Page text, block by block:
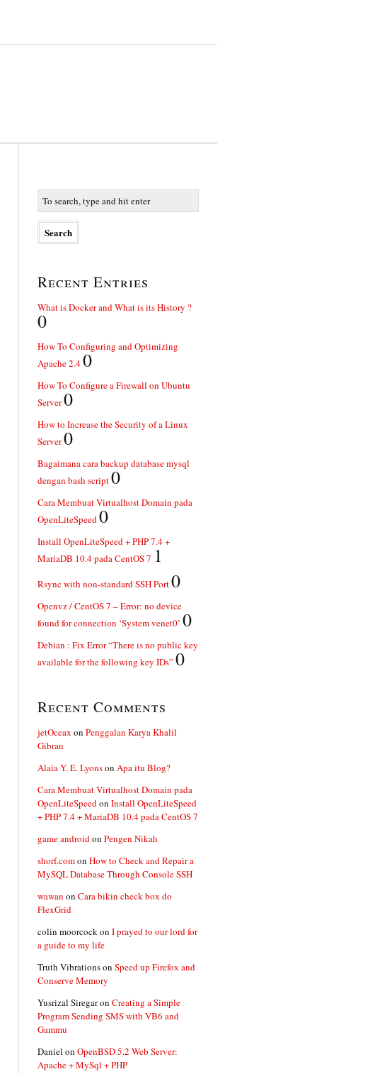
Recent Entries
What is Docker and What is its History ?
0
How To Configuring and Optimizing
Apache 2.40
How To Configure a Firewall on Ubuntu
Server0
How to Increase the Security of a Linux
Server0
Bagaimana cara backup database mysql
dengan bash script0
Cara Membuat Virtualhost Domain pada
OpenLiteSpeed0
Install OpenLiteSpeed + PHP 7.4 +
MariaDB 10.4 pada CentOS 7 1
Rsync with non-standard SSH Port0
Openvz / CentOS 7 – Error: no device
found for connection ‘System venet0’ 0
Debian : Fix Error “There is no public key
available for the following key IDs” 0
Recent Comments
jetOceax on Penggalan Karya Khalil
Gibran
Alaia Y. E. Lyonson Apa itu Blog?
Cara Membuat Virtualhost Domain pada
OpenLiteSpeedon Install OpenLiteSpeed
+ PHP 7.4 + MariaDB 10.4 pada CentOS 7
game androidon Pengen Nikah
shorf.comon How to Check and Repair a
MySQL Database Through Console SSH
wawan on Cara bikin check box do
FlexGrid
colin moorcockon I prayed to our lord for
a guide to my life
Truth Vibrationson Speed up Firefox and
Conserve Memory
Yusrizal Siregaron Creating a Simple
Program Sending SMS with VB6 and
Gammu
Daniel on OpenBSD 5.2 Web Server:
Apache + MySql + PHP